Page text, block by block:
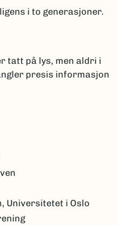
i to generasjoner.
tatt på lys, men aldri i
presis informasjon
Universitetet i Oslo